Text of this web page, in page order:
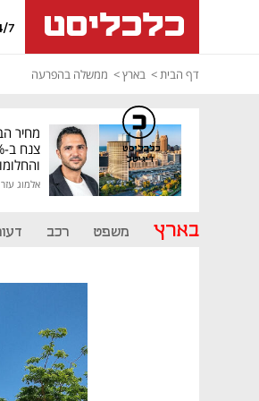
7
דף הבית בארץ ממשלה בהפרעה
מחיר
גבוהה
אלמוג עזר
בארץ משפט רכב
כלכליסט
דיגיטל